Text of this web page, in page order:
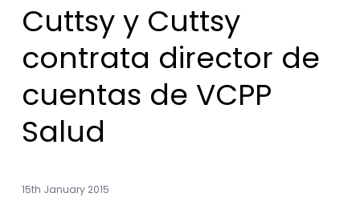
Cuttsy y Cuttsy
contrata director de
cuentas de VCPP
Salud
15th January 2015